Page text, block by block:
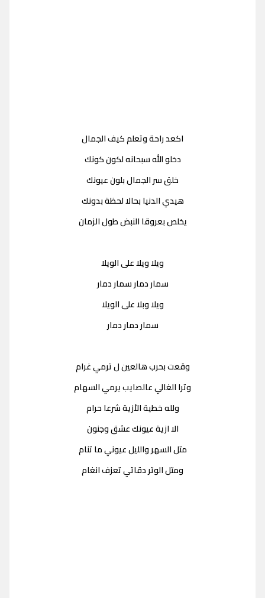
اكعد راحة وتعلم كيف الجمال
دخلو الله سبحانه لكون كونك
خلق سر الجمال بلون عيونك
هيدي الدنيا بحالا لحظة بدونك
يخلص بعروقا النبض طول الزمان
ويلا ويلا على الويلا
سمار دمار سمار دمار
ويلا وبلا على الويلا
سمار دمار دمار
وقعت بحرب هالعين ل ترمي غرام
وترا الغالي عالصايب يرمي السهام
ولله خطية الأزية شرعا حرام
الا ازية عيونك عشق وجنون
متل السهر والليل عيوني ما تنام
ومتل الوتر دقاتي تعزف انغام